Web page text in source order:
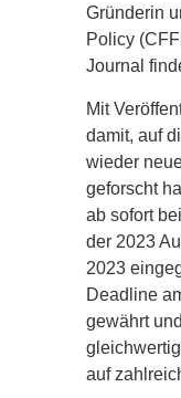
Gründerin
Policy
Journal
Mit
damit, auf
wieder
geforscht
ab sofort
der 2023
2023
Deadline
gewährt
auf